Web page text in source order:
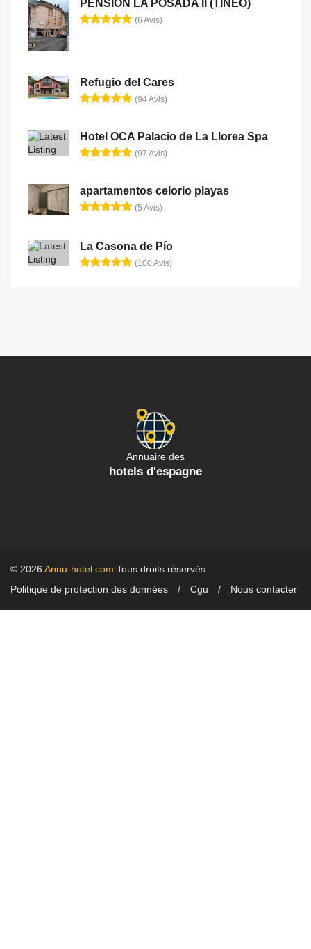
PENSION LA POSADA II (TINEO)
(6 Avis)
Refugio del Cares
(94 Avis)
Hotel OCA Palacio de La Llorea Spa
(97 Avis)
apartamentos celorio playas
(5 Avis)
La Casona de Pío
(100 Avis)
Annuaire des
hotels d'espagne
© 2026 Annu-hotel.com Tous droits réservés
Politique de protection des données
Cgu Nous contacter